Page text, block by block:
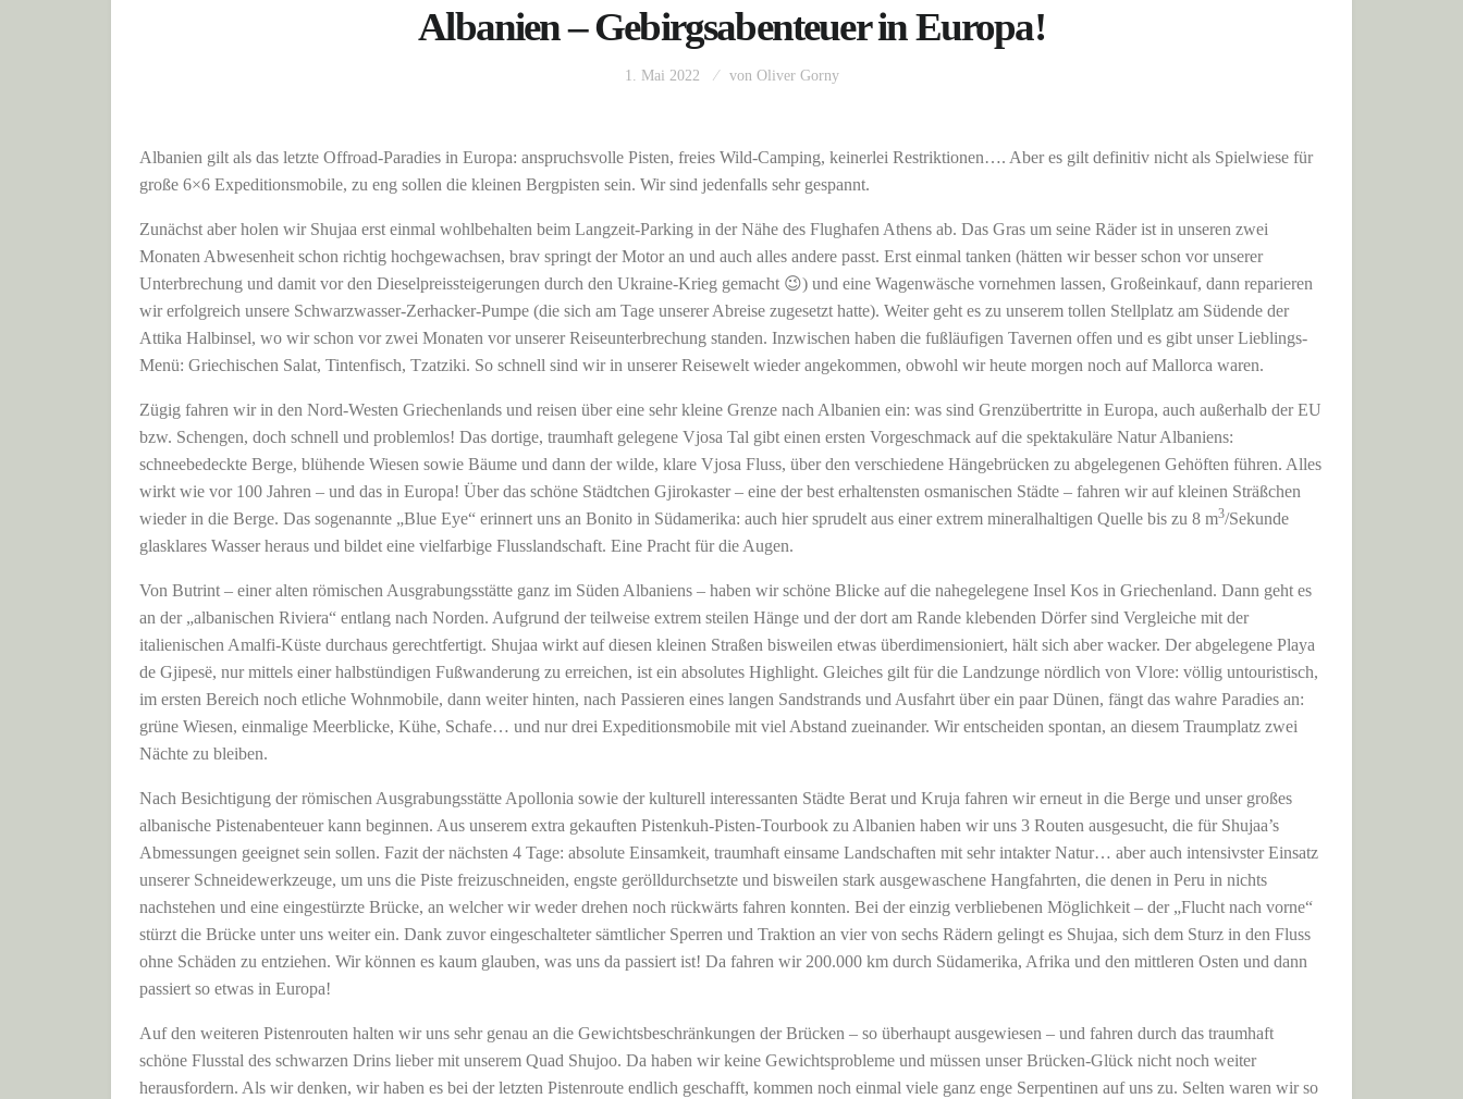
Albanien – Gebirgsabenteuer in Europa!
1. Mai 2022 von Oliver Gorny
Albanien gilt als das letzte Offroad-Paradies in Europa: anspruchsvolle Pisten, freies Wild-Camping, keinerlei Restriktionen…. Aber es gilt definitiv nicht als Spielwiese für
große 6×6 Expeditionsmobile, zu eng sollen die kleinen Bergpisten sein. Wir sind jedenfalls sehr gespannt.
Zunächst aber holen wir Shujaa erst einmal wohlbehalten beim Langzeit-Parking in der Nähe des Flughafen Athens ab. Das Gras um seine Räder ist in unseren zwei
Monaten Abwesenheit schon richtig hochgewachsen, brav springt der Motor an und auch alles andere passt. Erst einmal tanken (hätten wir besser schon vor unserer
Unterbrechung und damit vor den Dieselpreissteigerungen durch den Ukraine-Krieg gemacht 😉) und eine Wagenwäsche vornehmen lassen, Großeinkauf, dann reparieren
wir erfolgreich unsere Schwarzwasser-Zerhacker-Pumpe (die sich am Tage unserer Abreise zugesetzt hatte). Weiter geht es zu unserem tollen Stellplatz am Südende der
Attika Halbinsel, wo wir schon vor zwei Monaten vor unserer Reiseunterbrechung standen. Inzwischen haben die fußläufigen Tavernen offen und es gibt unser Lieblings-
Menü: Griechischen Salat, Tintenfisch, Tzatziki. So schnell sind wir in unserer Reisewelt wieder angekommen, obwohl wir heute morgen noch auf Mallorca waren.
Zügig fahren wir in den Nord-Westen Griechenlands und reisen über eine sehr kleine Grenze nach Albanien ein: was sind Grenzübertritte in Europa, auch außerhalb der EU
bzw. Schengen, doch schnell und problemlos! Das dortige, traumhaft gelegene Vjosa Tal gibt einen ersten Vorgeschmack auf die spektakuläre Natur Albaniens:
schneebedeckte Berge, blühende Wiesen sowie Bäume und dann der wilde, klare Vjosa Fluss, über den verschiedene Hängebrücken zu abgelegenen Gehöften führen. Alles
wirkt wie vor 100 Jahren – und das in Europa! Über das schöne Städtchen Gjirokaster – eine der best erhaltensten osmanischen Städte – fahren wir auf kleinen Sträßchen
wieder in die Berge. Das sogenannte „Blue Eye“ erinnert uns an Bonito in Südamerika: auch hier sprudelt aus einer extrem mineralhaltigen Quelle bis zu 8 m3/Sekunde
glasklares Wasser heraus und bildet eine vielfarbige Flusslandschaft. Eine Pracht für die Augen.
Von Butrint – einer alten römischen Ausgrabungsstätte ganz im Süden Albaniens – haben wir schöne Blicke auf die nahegelegene Insel Kos in Griechenland. Dann geht es
an der „albanischen Riviera“ entlang nach Norden. Aufgrund der teilweise extrem steilen Hänge und der dort am Rande klebenden Dörfer sind Vergleiche mit der
italienischen Amalfi-Küste durchaus gerechtfertigt. Shujaa wirkt auf diesen kleinen Straßen bisweilen etwas überdimensioniert, hält sich aber wacker. Der abgelegene Playa
de Gjipesë, nur mittels einer halbstündigen Fußwanderung zu erreichen, ist ein absolutes Highlight. Gleiches gilt für die Landzunge nördlich von Vlore: völlig untouristisch,
im ersten Bereich noch etliche Wohnmobile, dann weiter hinten, nach Passieren eines langen Sandstrands und Ausfahrt über ein paar Dünen, fängt das wahre Paradies an:
grüne Wiesen, einmalige Meerblicke, Kühe, Schafe… und nur drei Expeditionsmobile mit viel Abstand zueinander. Wir entscheiden spontan, an diesem Traumplatz zwei
Nächte zu bleiben.
Nach Besichtigung der römischen Ausgrabungsstätte Apollonia sowie der kulturell interessanten Städte Berat und Kruja fahren wir erneut in die Berge und unser großes
albanische Pistenabenteuer kann beginnen. Aus unserem extra gekauften Pistenkuh-Pisten-Tourbook zu Albanien haben wir uns 3 Routen ausgesucht, die für Shujaa’s
Abmessungen geeignet sein sollen. Fazit der nächsten 4 Tage: absolute Einsamkeit, traumhaft einsame Landschaften mit sehr intakter Natur… aber auch intensivster Einsatz
unserer Schneidewerkzeuge, um uns die Piste freizuschneiden, engste gerölldurchsetzte und bisweilen stark ausgewaschene Hangfahrten, die denen in Peru in nichts
nachstehen und eine eingestürzte Brücke, an welcher wir weder drehen noch rückwärts fahren konnten. Bei der einzig verbliebenen Möglichkeit – der „Flucht nach vorne“
stürzt die Brücke unter uns weiter ein. Dank zuvor eingeschalteter sämtlicher Sperren und Traktion an vier von sechs Rädern gelingt es Shujaa, sich dem Sturz in den Fluss
ohne Schäden zu entziehen. Wir können es kaum glauben, was uns da passiert ist! Da fahren wir 200.000 km durch Südamerika, Afrika und den mittleren Osten und dann
passiert so etwas in Europa!
Auf den weiteren Pistenrouten halten wir uns sehr genau an die Gewichtsbeschränkungen der Brücken – so überhaupt ausgewiesen – und fahren durch das traumhaft
schöne Flusstal des schwarzen Drins lieber mit unserem Quad Shujoo. Da haben wir keine Gewichtsprobleme und müssen unser Brücken-Glück nicht noch weiter
herausfordern. Als wir denken, wir haben es bei der letzten Pistenroute endlich geschafft, kommen noch einmal viele ganz enge Serpentinen auf uns zu. Selten waren wir so